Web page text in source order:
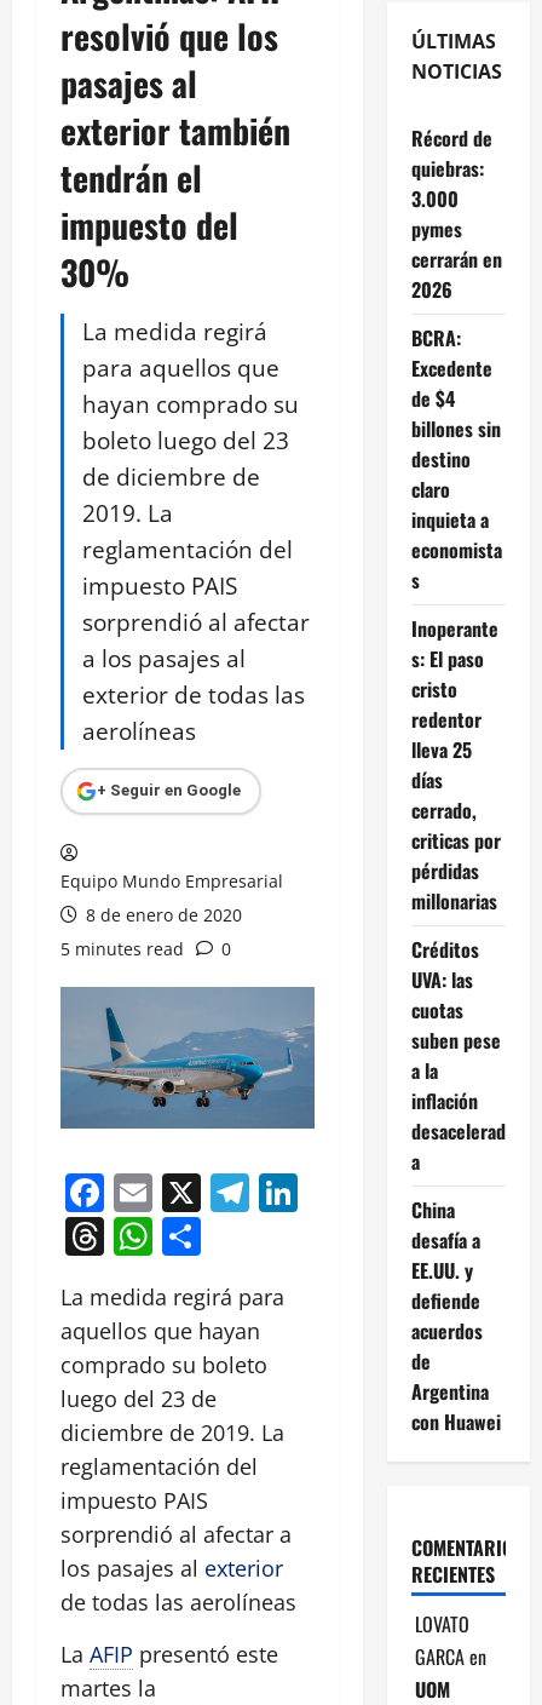
resolvió que los
pasajes al
exterior también
tendrán el
impuesto del
30%
La medida regirá
para aquellos que
hayan comprado su
boleto luego del 23
de diciembre de
2019. La
reglamentación del
impuesto PAIS
sorprendió al afectar
a los pasajes al
exterior de todas las
aerolíneas
+ Seguir en Google
Equipo Mundo Empresarial
8 de enero de 2020
5 minutes read
0
Facebook
Email
X Telegram
LinkedIn
Threads
WhatsApp
La medida regirá para
aquellos que hayan
comprado su boleto
luego del 23 de
diciembre de 2019. La
reglamentación del
impuesto PAIS
sorprendió al afectar a
los pasajes al exterior
de todas las aerolíneas
La AFIP presentó este
martes la
ÚLTIMAS
NOTICIAS
Récord de
quiebras:
3.000
pymes
cerrarán en
2026
BCRA:
Excedente
de $4
billones sin
destino
claro
inquieta a
economista
s
Inoperante
s: El paso
cristo
redentor
lleva 25
días
cerrado,
criticas por
pérdidas
millonarias
Créditos
UVA: las
cuotas
suben pese
a la
inflación
desacelerad
a
China
desafía a
EE.UU. y
defiende
acuerdos
de
Argentina
con Huawei
COMENTARIOS
RECIENTES
LOVATO
GARCAen
UOM